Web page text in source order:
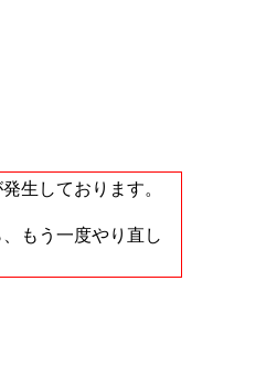
生しております。
もう一度やり直し